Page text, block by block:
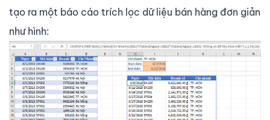
tạo ra một báo cáo trích lọc dữ liệu bán hàng đơn giản
như hình: